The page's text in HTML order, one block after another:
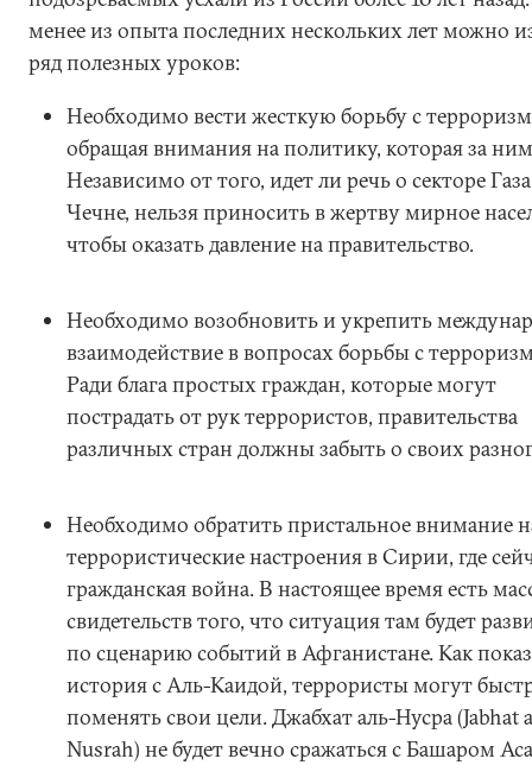
менее из опыта последних нескольких лет можно
ряд полезных уроков:
Необходимо вести жесткую борьбу с
обращая внимания на политику, которая за
Независимо от того, идет ли речь о секторе
Чечне, нельзя приносить в жертву мирное
чтобы оказать давление на правительство.
Необходимо возобновить и укрепить
взаимодействие в вопросах борьбы с
Ради блага простых граждан, которые могут
пострадать от рук террористов, правительства
различных стран должны забыть о своих
Необходимо обратить пристальное внимание
террористические настроения в Сирии, где
гражданская война. В настоящее время есть
свидетельств того, что ситуация там будет
по сценарию событий в Афганистане. Как
история с Аль-Каидой, террористы могут
поменять свои цели. Джабхат аль-Нусра (Jabhat
Nusrah) не будет вечно сражаться с Башаром